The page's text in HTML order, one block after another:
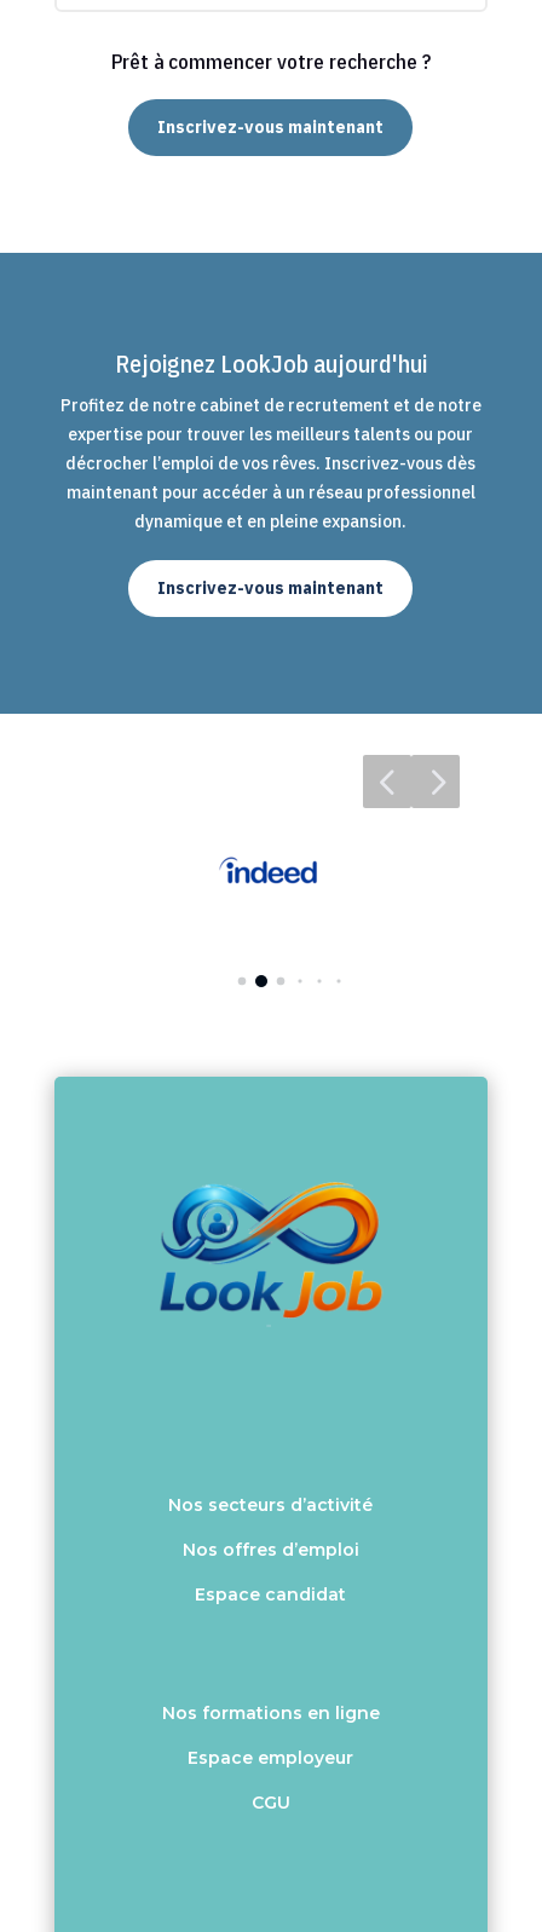
Prêt à commencer votre recherche ?
Inscrivez-vous maintenant
Rejoignez LookJob aujourd'hui
Profitez de notre cabinet de recrutement et de notre
expertise pour trouver les meilleurs talents ou pour
décrocher l’emploi de vos rêves. Inscrivez-vous dès
maintenant pour accéder à un réseau professionnel
dynamique et en pleine expansion.
Inscrivez-vous maintenant
4 5
Nos secteurs d’activité
Nos offres d’emploi
Espace candidat
Nos formations en ligne
Espace employeur
CGU